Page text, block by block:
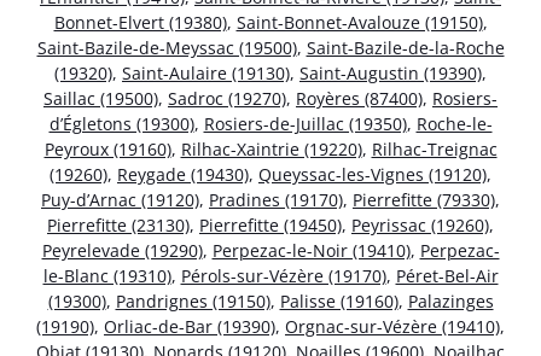
Bonnet-Elvert (19380), Saint-Bonnet-Avalouze (19150),
Saint-Bazile-de-Meyssac (19500), Saint-Bazile-de-la-Roche
(19320), Saint-Aulaire (19130), Saint-Augustin (19390),
Saillac (19500), Sadroc (19270), Royères (87400), Rosiers-
d’Égletons (19300), Rosiers-de-Juillac (19350), Roche-le-
Peyroux (19160), Rilhac-Xaintrie (19220), Rilhac-Treignac
(19260), Reygade (19430), Queyssac-les-Vignes (19120),
Puy-d’Arnac (19120), Pradines (19170), Pierrefitte (79330),
Pierrefitte (23130), Pierrefitte (19450), Peyrissac (19260),
Peyrelevade (19290), Perpezac-le-Noir (19410), Perpezac-
le-Blanc (19310), Pérols-sur-Vézère (19170), Péret-Bel-Air
(19300), Pandrignes (19150), Palisse (19160), Palazinges
(19190), Orliac-de-Bar (19390), Orgnac-sur-Vézère (19410),